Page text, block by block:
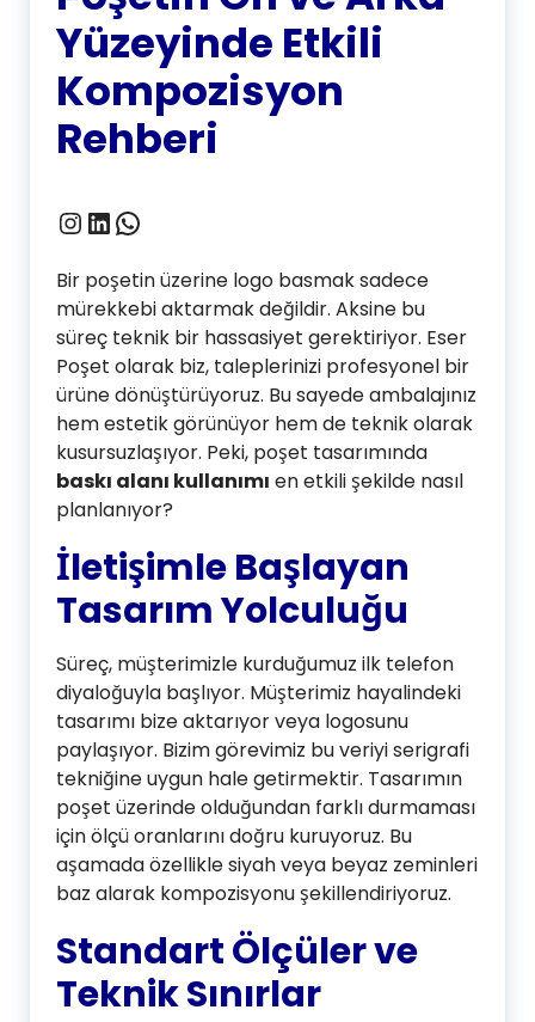
Yüzeyinde Etkili
Kompozisyon
Rehberi
Instagram
LinkedIn
WhatsApp
Bir poşetin üzerine logo basmak sadece
mürekkebi aktarmak değildir. Aksine bu
süreç teknik bir hassasiyet gerektiriyor. Eser
Poşet olarak biz, taleplerinizi profesyonel bir
ürüne dönüştürüyoruz. Bu sayede ambalajınız
hem estetik görünüyor hem de teknik olarak
kusursuzlaşıyor. Peki, poşet tasarımında
baskı alanı kullanımı en etkili şekilde nasıl
planlanıyor?
İletişimle Başlayan
Tasarım Yolculuğu
Süreç, müşterimizle kurduğumuz ilk telefon
diyaloğuyla başlıyor. Müşterimiz hayalindeki
tasarımı bize aktarıyor veya logosunu
paylaşıyor. Bizim görevimiz bu veriyi serigrafi
tekniğine uygun hale getirmektir. Tasarımın
poşet üzerinde olduğundan farklı durmaması
için ölçü oranlarını doğru kuruyoruz. Bu
aşamada özellikle siyah veya beyaz zeminleri
baz alarak kompozisyonu şekillendiriyoruz.
Standart Ölçüler ve
Teknik Sınırlar